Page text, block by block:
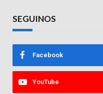
SEGUINOS
Facebook
YouTube